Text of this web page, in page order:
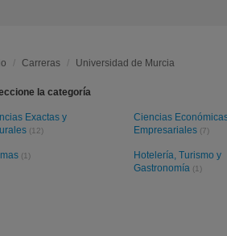
/ Carreras / Universidad de Murcia
la categoría
Exactas y
(12)
Ciencias
Empresariales (7)
(1)
Hotelería, Turismo y
Gastronomía (1)